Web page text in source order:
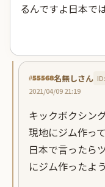
るんですよ日本では
#55568名無しさん
2021/04/09 21:19
キックボクシン
現地にジム作っ
日本で言ったら
にジム作ったよ